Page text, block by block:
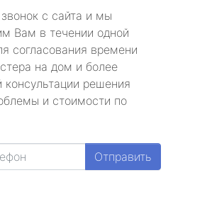
с сайта и мы
Вам в течении одной
согласования времени
на дом и более
консультации решения
и стоимости по
Отправить